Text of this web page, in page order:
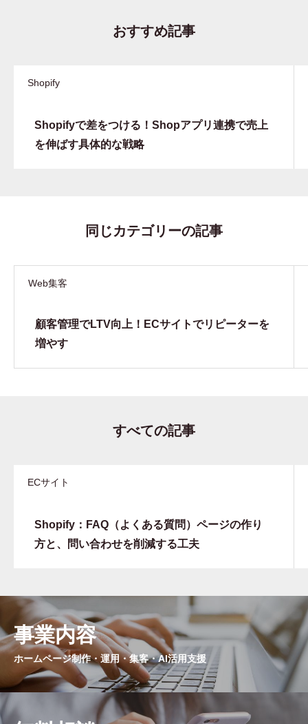
おすすめ記事
Shopify
Shopifyで差をつける！Shopアプリ連携で売上
を伸ばす具体的な戦略
同じカテゴリーの記事
Web集客
顧客管理でLTV向上！ECサイトでリピーターを
増やす
すべての記事
ECサイト
Shopify：FAQ（よくある質問）ページの作り
方と、問い合わせを削減する工夫
事業内容
ホームページ制作・運用・集客・AI活用支援